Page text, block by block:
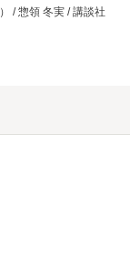
/ 惣領 冬実 / 講談社